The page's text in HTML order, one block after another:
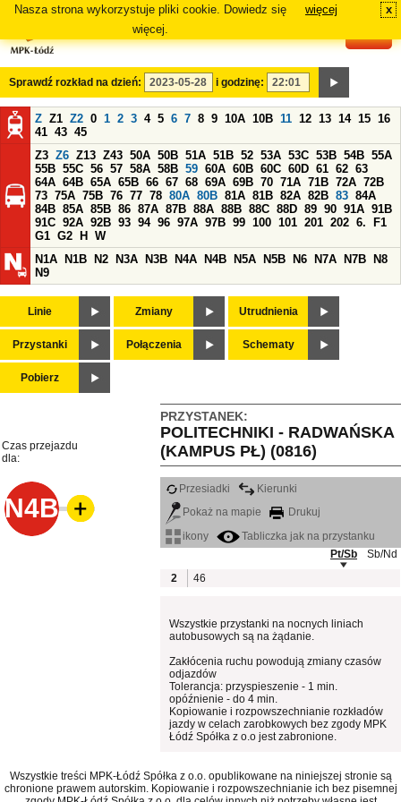
Nasza strona wykorzystuje pliki cookie. Dowiedz się
więcej.
więcej x
Sprawdź rozkład na dzień: i godzinę:
Z Z1 Z2 0 1 2 3 4 5 6 7 8 9 10A 10B 11 12 13 14 15 16
41 43 45
Z3 Z6 Z13 Z43 50A 50B 51A 51B 52 53A 53C 53B 54B 55A
55B 55C 56 57 58A 58B 59 60A 60B 60C 60D 61 62 63
64A 64B 65A 65B 66 67 68 69A 69B 70 71A 71B 72A 72B
73 75A 75B 76 77 78 80A 80B 81A 81B 82A 82B 83 84A
84B 85A 85B 86 87A 87B 88A 88B 88C 88D 89 90 91A 91B
91C 92A 92B 93 94 96 97A 97B 99 100 101 201 202 6.
F1
G1 G2 H
W
N1A
N1B N2 N3A N3B N4A N4B N5A N5B N6 N7A N7B
N8
N9
Linie Zmiany Utrudnienia
Przystanki Połączenia Schematy
Pobierz
PRZYSTANEK:
POLITECHNIKI - RADWAŃSKA
(KAMPUS PŁ) (0816)
Czas przejazdu
dla:
N4B
Przesiadki
Kierunki
Pokaż na mapie
Drukuj
ikony
Tabliczka jak na przystanku
Pt/Sb
Sb/Nd
2
46
Wszystkie przystanki na nocnych liniach
autobusowych są na żądanie.
Zakłócenia ruchu powodują zmiany czasów
odjazdów
Tolerancja: przyspieszenie - 1 min.
opóźnienie - do 4 min.
Kopiowanie i rozpowszechnianie rozkładów
jazdy w celach zarobkowych bez zgody MPK
Łódź Spółka z o.o jest zabronione.
Wszystkie treści MPK-Łódź Spółka z o.o. opublikowane na niniejszej stronie są
chronione prawem autorskim. Kopiowanie i rozpowszechnianie ich bez pisemnej